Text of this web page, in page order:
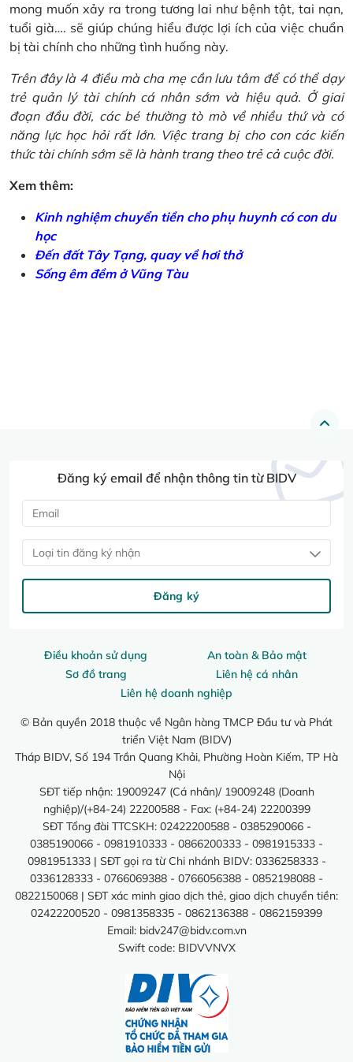
mong muốn xảy ra trong tương lai như bệnh tật, tai nạn,
tuổi già…. sẽ giúp chúng hiểu được lợi ích của việc chuẩn
bị tài chính cho những tình huống này.
Trên đây là 4 điều mà cha mẹ cần lưu tâm để có thể dạy
trẻ quản lý tài chính cá nhân sớm và hiệu quả. Ở giai
đoạn đầu đời, các bé thường tò mò về nhiều thứ và có
năng lực học hỏi rất lớn. Việc trang bị cho con các kiến
thức tài chính sớm sẽ là hành trang theo trẻ cả cuộc đời.
Xem thêm:
Kinh nghiệm chuyển tiền cho phụ huynh có con du
học
Đến đất Tây Tạng, quay về hơi thở
Sống êm đềm ở Vũng Tàu
Điều khoản sử dụng
An toàn & Bảo mật
Sơ đồ trang
Liên hệ cá nhân
Liên hệ doanh nghiệp
© Bản quyền 2018 thuộc về Ngân hàng TMCP Đầu tư và Phát
triển Việt Nam (BIDV)
Tháp BIDV, Số 194 Trần Quang Khải, Phường Hoàn Kiếm, TP Hà
Nội
SĐT tiếp nhận: 19009247 (Cá nhân)/ 19009248 (Doanh
nghiệp)/(+84-24) 22200588 - Fax: (+84-24) 22200399
SĐT Tổng đài TTCSKH: 02422200588 - 0385290066 -
0385190066 - 0981910333 - 0866200333 - 0981915333 -
0981951333 | SĐT gọi ra từ Chi nhánh BIDV: 0336258333 -
0336128333 - 0766069388 - 0766056388 - 0852198088 -
0822150068 | SĐT xác minh giao dịch thẻ, giao dịch chuyển tiền:
02422200520 - 0981358335 - 0862136388 - 0862159399
Email: bidv247@bidv.com.vn
Swift code: BIDVVNVX
Đăng ký email để nhận thông tin từ BIDV
Loại tin đăng ký nhận
Đăng ký